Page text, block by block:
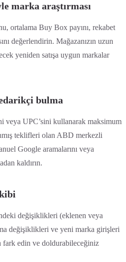
marka araştırması
ortalama Buy Box payını, rekabet
değerlendirin. Mağazanızın uzun
yeniden satışa uygun markalar
bulma
veya UPC’sini kullanarak maksimum
teklifleri olan ABD merkezli
Google aramalarını veya
kaldırın.
değişiklikleri (eklenen veya
değişiklikleri ve yeni marka girişleri
edin ve doldurabileceğiniz